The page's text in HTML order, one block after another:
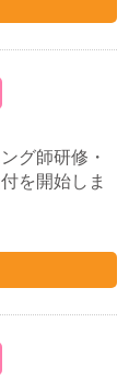
グ師研修・
を開始しま